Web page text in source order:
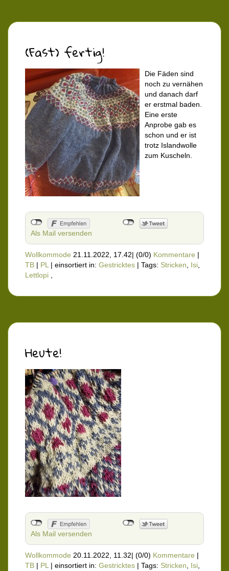
(Fast) fertig!
Die Fäden sind
noch zu vernähen
und danach darf
er erstmal baden.
Eine erste
Anprobe gab es
schon und er ist
trotz Islandwolle
zum Kuscheln.
Als Mail versenden
Wollkommode 21.11.2022, 17.42| (0/0) Kommentare |
TB | PL| einsortiert in: Gestricktes | Tags: Stricken, Isi,
Lettlopi ,
Heute!
Als Mail versenden
Wollkommode 20.11.2022, 11.32| (0/0) Kommentare |
TB | PL| einsortiert in: Gestricktes | Tags: Stricken, Isi,